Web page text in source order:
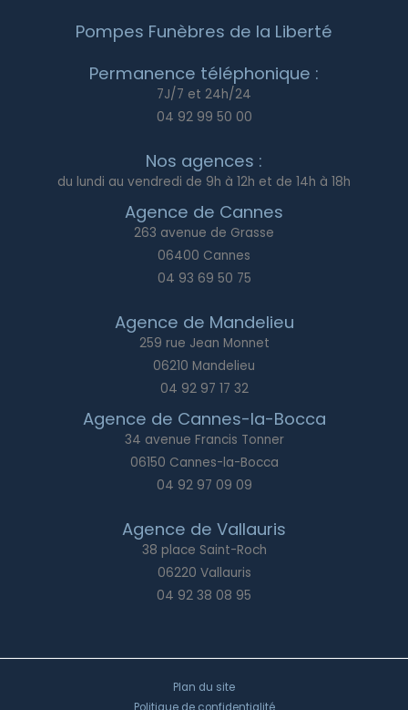
Pompes Funèbres de la Liberté
Permanence téléphonique :
7J/7 et 24h/24
04 92 99 50 00
Nos agences :
du lundi au vendredi de 9h à 12h et de 14h à 18h
Agence de Cannes
263 avenue de Grasse
06400 Cannes
04 93 69 50 75
Agence de Mandelieu
259 rue Jean Monnet
06210 Mandelieu
04 92 97 17 32
Agence de Cannes-la-Bocca
34 avenue Francis Tonner
06150 Cannes-la-Bocca
04 92 97 09 09
Agence de Vallauris
38 place Saint-Roch
06220 Vallauris
04 92 38 08 95
Plan du site